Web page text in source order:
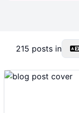
215 posts in